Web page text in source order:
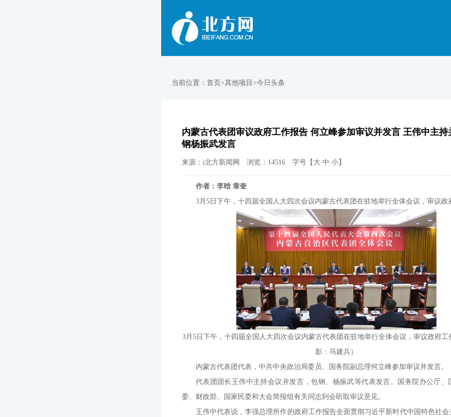
当前位置： 首页 >其他项目>今日头条
内蒙古代表团审议政府工作报告 何立峰参加审议并发言 王伟中主持
钢杨振武发言
来源：i北方新闻网 浏览：14516 字号【 大 中 小】
作者：李晗 章奎
3月5日下午，十四届全国人大四次会议内蒙古代表团在驻地举行全体会议，审议政
3月5日下午，十四届全国人大四次会议内蒙古代表团在驻地举行全体会议，审议政府工
影：马建兵）
内蒙古代表团代表，中共中央政治局委员、国务院副总理何立峰参加审议并发言。
代表团团长王伟中主持会议并发言，包钢、杨振武等代表发言。国务院办公厅、
委、财政部、国家民委和大会简报组有关同志到会听取审议意见。
王伟中代表说，李强总理所作的政府工作报告全面贯彻习近平新时代中国特色社会